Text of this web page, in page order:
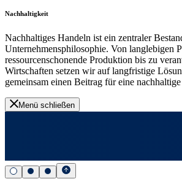
Nachhaltigkeit
Nachhaltiges Handeln ist ein zentraler
Unternehmensphilosophie. Von langlebigen
ressourcenschonende Produktion bis zu
Wirtschaften setzen wir auf langfristige
gemeinsam einen Beitrag für eine
Menü schließen